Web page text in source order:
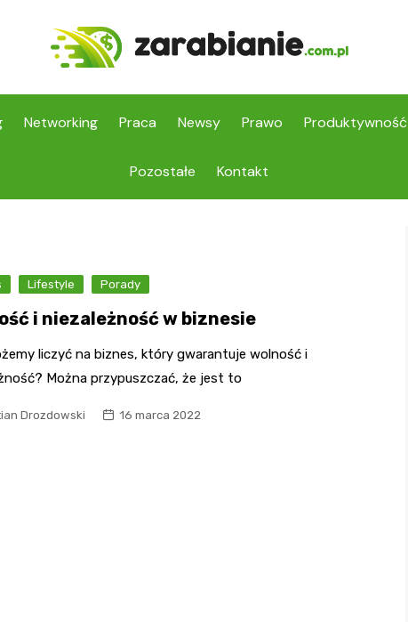
Networking Praca Newsy Prawo Produktywność
Pozostałe Kontakt
Lifestyle Porady
i niezależność w biznesie
liczyć na biznes, który gwarantuje wolność i
Można przypuszczać, że jest to
Drozdowski 16 marca 2022